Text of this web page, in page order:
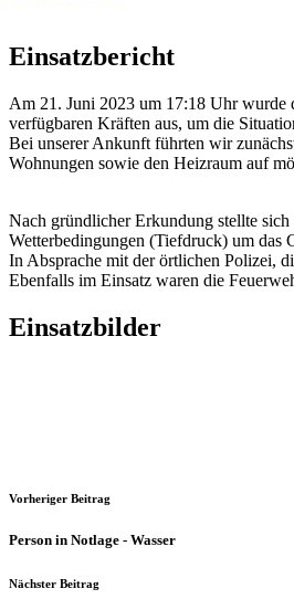
Einsatzbericht
Am 21. Juni 2023 um 17:18 Uhr wurde
verfügbaren Kräften aus, um die
Bei unserer Ankunft führten wir
Wohnungen sowie den Heizraum auf
Nach gründlicher Erkundung stellte
Wetterbedingungen (Tiefdruck) um das
In Absprache mit der örtlichen Polizei,
Ebenfalls im Einsatz waren die
Einsatzbilder
Vorheriger Beitrag
Person in Notlage - Wasser
Nächster Beitrag